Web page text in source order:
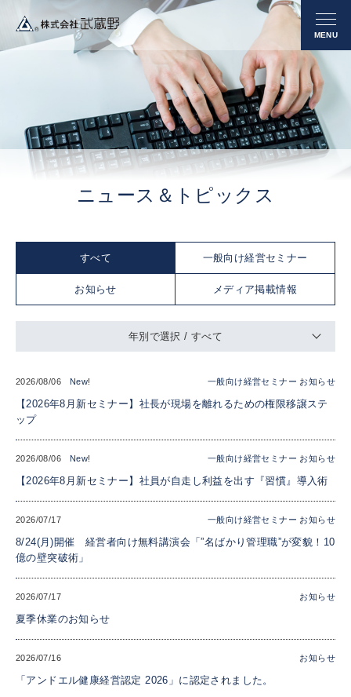
ニュース＆トピックス
すべて 一般向け経営セミナー
お知らせ メディア掲載情報
年別で選択 / すべて
2026/08/06 一般向け経営セミナー お知らせ
【2026年8月新セミナー】社長が現場を離れるための権限移譲ステ
ップ
2026/08/06 一般向け経営セミナー お知らせ
【2026年8月新セミナー】社員が自走し利益を出す『習慣』導入術
2026/07/17 一般向け経営セミナー お知らせ
8/24(月)開催 経営者向け無料講演会「”名ばかり管理職”が変貌！10
億の壁突破術」
2026/07/17 お知らせ
夏季休業のお知らせ
2026/07/16 お知らせ
「アンドエル健康経営認定 2026」に認定されました。